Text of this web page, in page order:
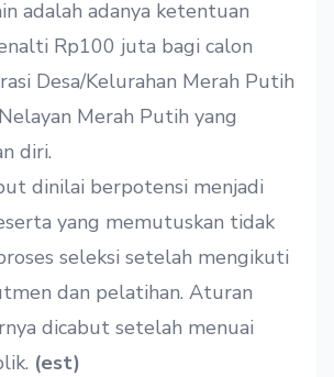
adalah adanya ketentuan
Rp100 juta bagi calon
Desa/Kelurahan Merah Putih
Merah Putih yang
diri.
dinilai berpotensi menjadi
yang memutuskan tidak
seleksi setelah mengikuti
dan pelatihan. Aturan
dicabut setelah menuai
(est)